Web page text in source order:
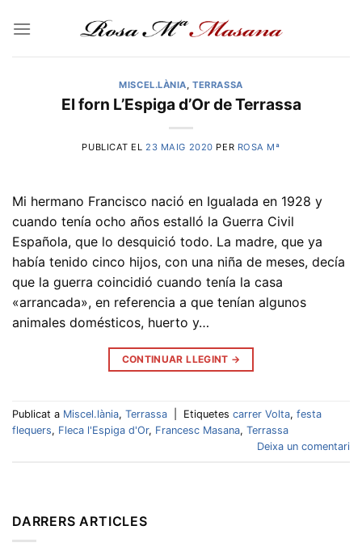
MISCEL.LÀNIA,TERRASSA
El forn L’Espiga d’Or de Terrassa
PUBLICAT EL 23 MAIG 2020 PER ROSA Mª
Mi hermano Francisco nació en Igualada en 1928 y
cuando tenía ocho años estalló la Guerra Civil
Española, que lo desquició todo. La madre, que ya
había tenido cinco hijos, con una niña de meses, decía
que la guerra coincidió cuando tenía la casa
«arrancada», en referencia a que tenían algunos
animales domésticos, huerto y…
CONTINUAR LLEGINT →
Publicat a Miscel.lània, Terrassa Etiquetes carrer Volta, festa
flequers, Fleca l'Espiga d'Or, Francesc Masana, Terrassa
Deixa un comentari
DARRERS ARTICLES